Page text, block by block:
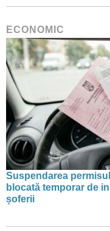
ECONOMIC
Suspendarea
blocată temporar de
șoferii